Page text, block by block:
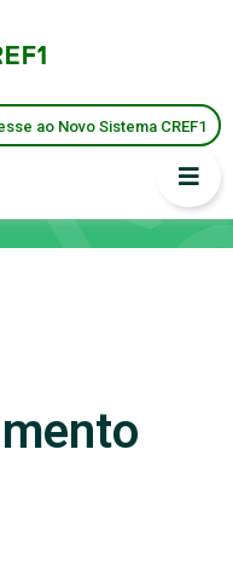
ao Novo Sistema CREF1